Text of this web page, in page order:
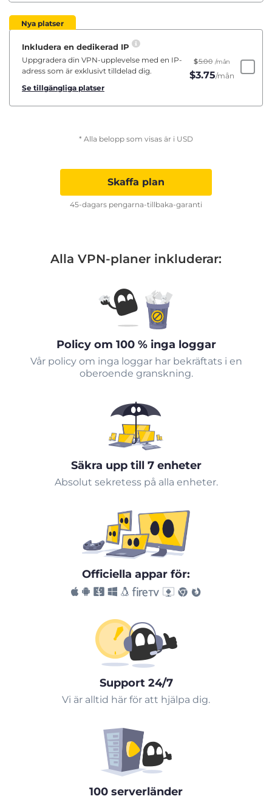
Nya platser
Inkludera en dedikerad IP
Uppgradera din VPN-upplevelse med en IP-
adress som är exklusivt tilldelad dig.
Se tillgängliga platser
$5.00 /mån
$3.75/mån
* Alla belopp som visas är i USD
Skaffa plan
45-dagars pengarna-tillbaka-garanti
Alla VPN-planer inkluderar:
Policy om 100 % inga loggar
Vår policy om inga loggar har bekräftats i en
oberoende granskning.
Säkra upp till 7 enheter
Absolut sekretess på alla enheter.
Officiella appar för:
Support 24/7
Vi är alltid här för att hjälpa dig.
100 serverländer